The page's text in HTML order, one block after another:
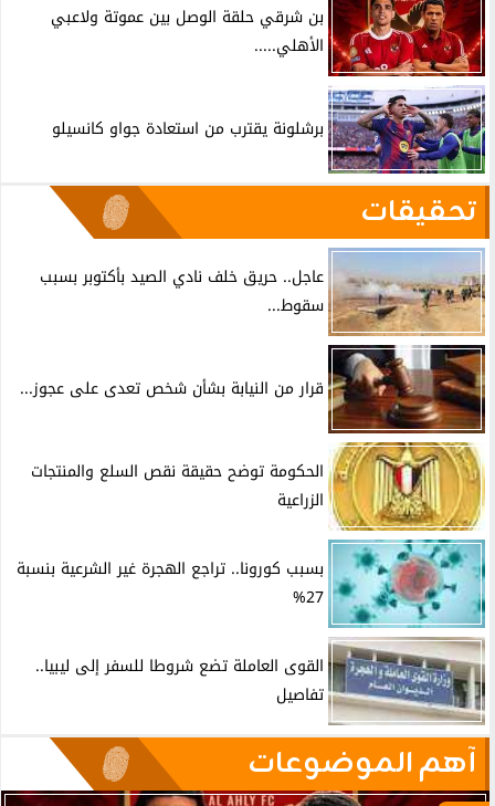
بن شرقي حلقة الوصل بين عموتة ولاعبي
الأهلي.....
برشلونة يقترب من استعادة جواو كانسيلو
تحقيقات
عاجل.. حريق خلف نادي الصيد بأكتوبر بسبب
سقوط...
قرار من النيابة بشأن شخص تعدى على عجوز...
الحكومة توضح حقيقة نقص السلع والمنتجات
الزراعية
بسبب كورونا.. تراجع الهجرة غير الشرعية بنسبة
27%
القوى العاملة تضع شروطا للسفر إلى ليبيا..
تفاصيل
آهم الموضوعات